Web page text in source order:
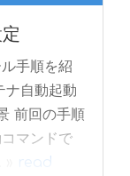
手順を紹
自動起動
前回の手順
マンドで
read